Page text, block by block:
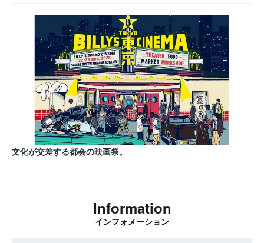
文化が交差する都会の映画祭。
Information
インフォメーション